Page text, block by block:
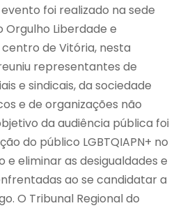
foi realizado na sede
Orgulho Liberdade e
de Vitória, nesta
representantes de
e sindicais, da sociedade
e de organizações não
da audiência pública foi
do público LGBTQIAPN+ no
eliminar as desigualdades e
ao se candidatar a
O Tribunal Regional do